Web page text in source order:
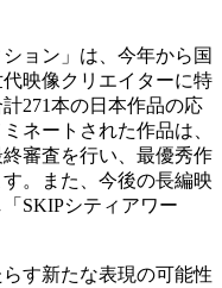
ョン」は、今年から国
映像クリエイターに特
271本の日本作品の応
ネートされた作品は、
審査を行い、最優秀作
。また、今後の長編映
SKIPシティアワー
す新たな表現の可能性